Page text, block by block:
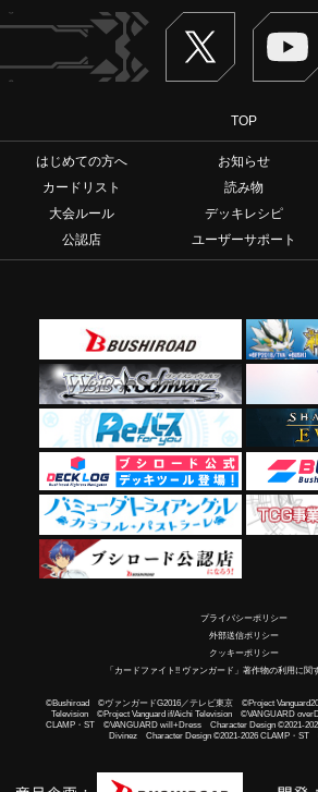
Twitter
TOP
はじめての方へ お知らせ
カードリスト
読み物
大会ルール
デッキレシピ
公認店
ユーザーサポート
プライバシーポリシー
外部送信ポリシー
クッキーポリシー
「カードファイト!! ヴァンガード」著作物の利用に関
©Bushiroad ©ヴァンガードG2016／テレビ東京 ©Project
Television ©Project Vanguard if/Aichi Television ©VANGUARD
CLAMP・ST ©VANGUARD will+Dress Character Design ©2021-
Divinez Character Design ©2021-2026 CLAMP・ST